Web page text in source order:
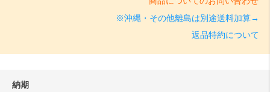
※沖縄・その他離島は別途送料加算→
返品特約について
納期